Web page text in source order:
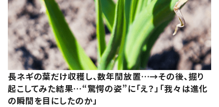
長ネギの葉だけ収穫し、数年間放置…→その後、掘り
起こしてみた結果…“驚愕の姿”に「え？」「我々は進化
の瞬間を目にしたのか」